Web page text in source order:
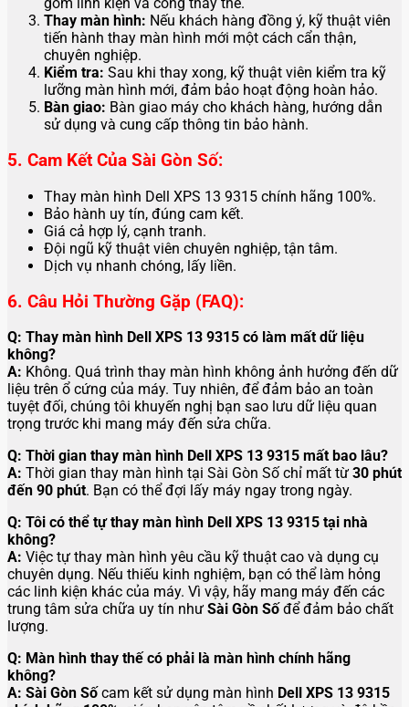
gồm linh kiện và công thay thế.
Thay màn hình: Nếu khách hàng đồng ý, kỹ thuật viên
tiến hành thay màn hình mới một cách cẩn thận,
chuyên nghiệp.
Kiểm tra: Sau khi thay xong, kỹ thuật viên kiểm tra kỹ
lưỡng màn hình mới, đảm bảo hoạt động hoàn hảo.
Bàn giao: Bàn giao máy cho khách hàng, hướng dẫn
sử dụng và cung cấp thông tin bảo hành.
5. Cam Kết Của Sài Gòn Số:
Thay màn hình Dell XPS 13 9315 chính hãng 100%.
Bảo hành uy tín, đúng cam kết.
Giá cả hợp lý, cạnh tranh.
Đội ngũ kỹ thuật viên chuyên nghiệp, tận tâm.
Dịch vụ nhanh chóng, lấy liền.
6. Câu Hỏi Thường Gặp (FAQ):
Q: Thay màn hình Dell XPS 13 9315 có làm mất dữ liệu
không?
A: Không. Quá trình thay màn hình không ảnh hưởng đến dữ
liệu trên ổ cứng của máy. Tuy nhiên, để đảm bảo an toàn
tuyệt đối, chúng tôi khuyến nghị bạn sao lưu dữ liệu quan
trọng trước khi mang máy đến sửa chữa.
Q: Thời gian thay màn hình Dell XPS 13 9315 mất bao lâu?
A: Thời gian thay màn hình tại Sài Gòn Số chỉ mất từ 30 phút
đến 90 phút. Bạn có thể đợi lấy máy ngay trong ngày.
Q: Tôi có thể tự thay màn hình Dell XPS 13 9315 tại nhà
không?
A: Việc tự thay màn hình yêu cầu kỹ thuật cao và dụng cụ
chuyên dụng. Nếu thiếu kinh nghiệm, bạn có thể làm hỏng
các linh kiện khác của máy. Vì vậy, hãy mang máy đến các
trung tâm sửa chữa uy tín như Sài Gòn Số để đảm bảo chất
lượng.
Q: Màn hình thay thế có phải là màn hình chính hãng
không?
A: Sài Gòn Số cam kết sử dụng màn hình Dell XPS 13 9315